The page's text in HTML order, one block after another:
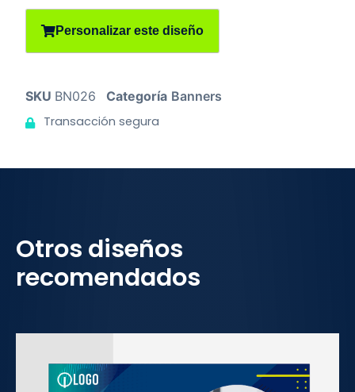
Personalizar este diseño
SKU BN026 Categoría Banners
Transacción segura
Otros diseños
recomendados